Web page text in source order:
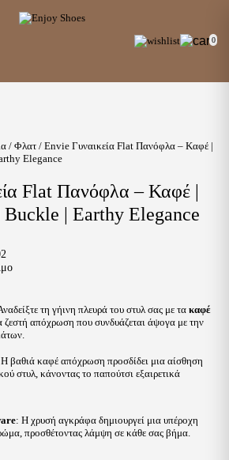
0
/ Φλατ / Envie Γυναικεία Flat Πανόφλα – Καφέ |
Elegance
τη γήινη πλευρά του στυλ σας με τα καφέ
ζεστή απόχρωση που συνδυάζεται άψογα με την
βαθιά καφέ απόχρωση προσδίδει μια αίσθηση
στυλ, κάνοντας το παπούτσι εξαιρετικά
: Η χρυσή αγκράφα δημιουργεί μια υπέροχη
προσθέτοντας λάμψη σε κάθε σας βήμα.
Flat Πανόφλα – Καφέ |
| Earthy Elegance